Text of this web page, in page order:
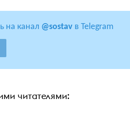
на канал @sostav в Telegram
читателями: